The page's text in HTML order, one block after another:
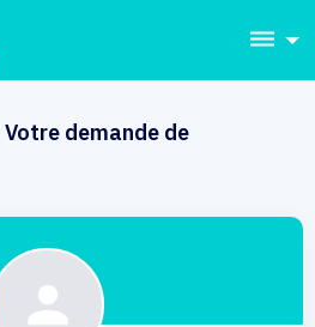
dehaze
Votre demande de